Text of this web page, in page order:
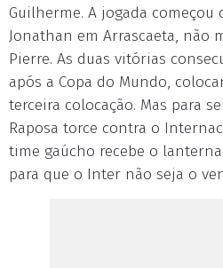
Guilherme. A jogada começou
Jonathan em Arrascaeta, não
Pierre. As duas vitórias
após a Copa do Mundo,
terceira colocação. Mas para
Raposa torce contra o
time gaúcho recebe o lanterna
para que o Inter não seja o